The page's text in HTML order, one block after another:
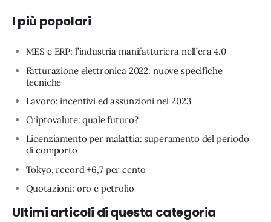
I più popolari
MES e ERP: l’industria manifatturiera nell’era 4.0
Fatturazione elettronica 2022: nuove specifiche
tecniche
Lavoro: incentivi ed assunzioni nel 2023
Criptovalute: quale futuro?
Licenziamento per malattia: superamento del periodo
di comporto
Tokyo, record +6,7 per cento
Quotazioni: oro e petrolio
Ultimi articoli di questa categoria